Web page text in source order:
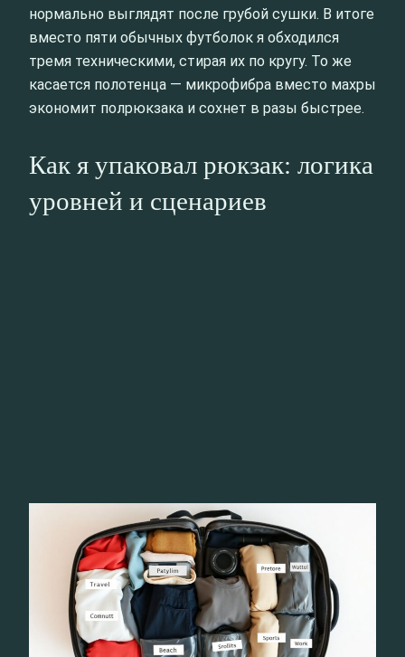
нормально выглядят после грубой сушки. В итоге
вместо пяти обычных футболок я обходился
тремя техническими, стирая их по кругу. То же
касается полотенца — микрофибра вместо махры
экономит полрюкзака и сохнет в разы быстрее.
Как я упаковал рюкзак: логика
уровней и сценариев